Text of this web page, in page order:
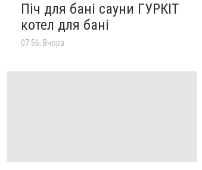
Піч для бані сауни ГУРКІТ
котел для бані
07:56, Вчора